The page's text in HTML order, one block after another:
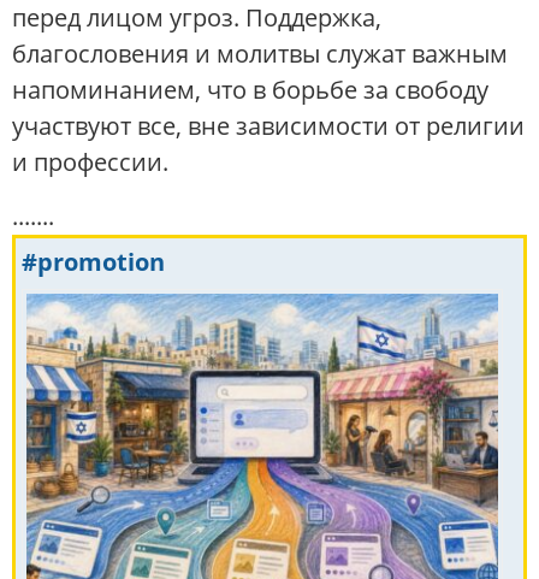
перед лицом угроз. Поддержка,
благословения и молитвы служат важным
напоминанием, что в борьбе за свободу
участвуют все, вне зависимости от религии
и профессии.
.......
#promotion